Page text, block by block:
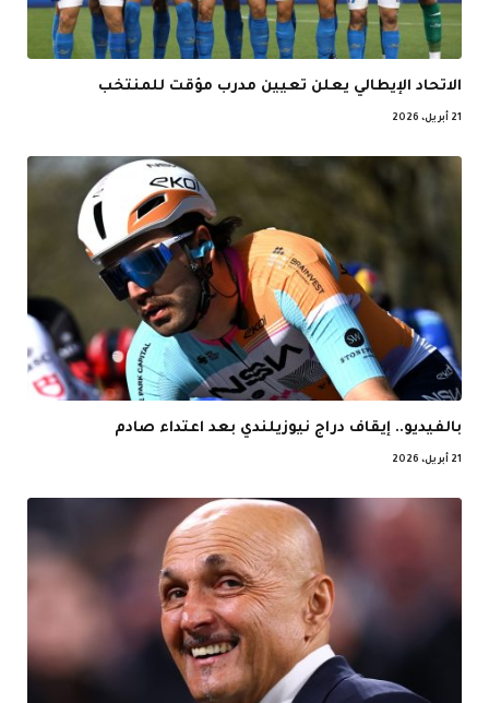
الاتحاد الإيطالي يعلن تعيين مدرب مؤقت للمنتخب
21 أبريل، 2026
بالفيديو.. إيقاف دراج نيوزيلندي بعد اعتداء صادم
21 أبريل، 2026